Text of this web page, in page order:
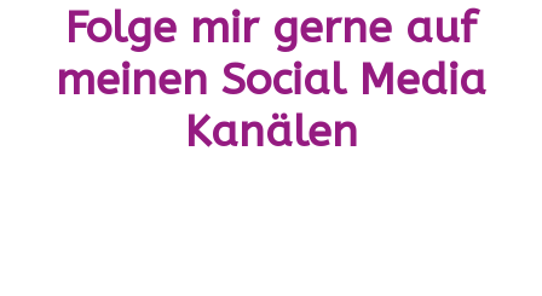
Folge mir gerne auf
meinen Social Media
Kanälen